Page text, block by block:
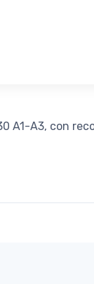
A1-A3, con